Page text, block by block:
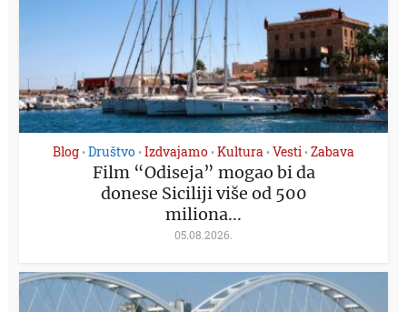
Blog • Društvo • Izdvajamo • Kultura • Vesti • Zabava
Film “Odiseja” mogao bi da
donese Siciliji više od 500
miliona...
05.08.2026.